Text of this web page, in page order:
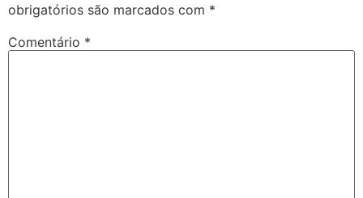
obrigatórios são marcados com *
Comentário *